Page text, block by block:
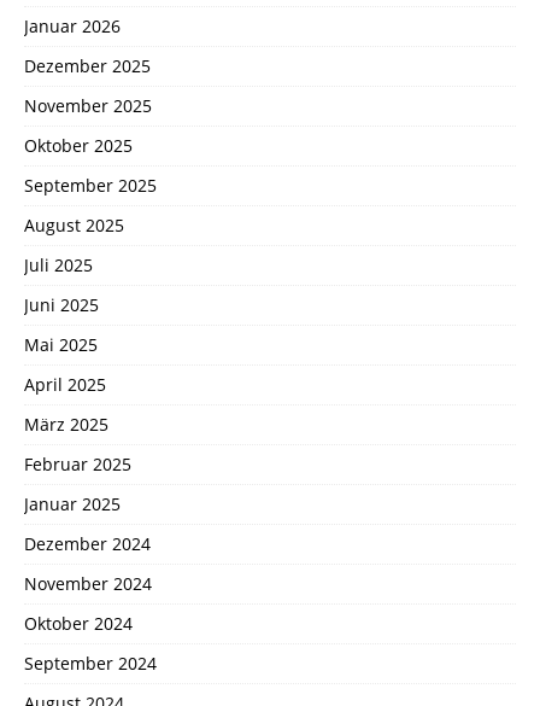
Januar 2026
Dezember 2025
November 2025
Oktober 2025
September 2025
August 2025
Juli 2025
Juni 2025
Mai 2025
April 2025
März 2025
Februar 2025
Januar 2025
Dezember 2024
November 2024
Oktober 2024
September 2024